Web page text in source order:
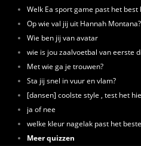
Welk Ea sport game past het best
Op wie val jij uit Hannah
Wie ben jij van avatar
wie is jou zaalvoetbal van eerste
Met wie ga je trouwen?
Sta jij snel in vuur en vlam?
[dansen] coolste style , test het
ja of nee
welke kleur nagelak past het
Meer quizzen